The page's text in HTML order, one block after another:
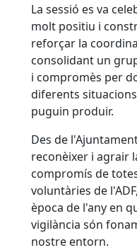
La sessió es va
molt positiu i
reforçar la
consolidant un
i compromès per
diferents
puguin produir.
Des de
reconèixer i agrair
compromís de
voluntàries de
època de l'any en
vigilància són
nostre entorn.